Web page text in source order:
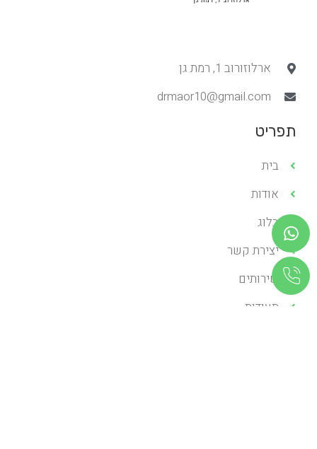
ארלוזורוב 1, רמת גן
drmaor10@gmail.com
תפריט
בית
אודות
בלוג
יצירת קשר
שירותים
תעודות